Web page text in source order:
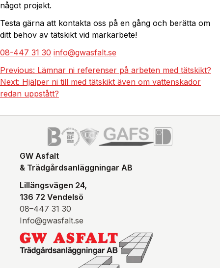
något projekt.
Testa gärna att kontakta oss på en gång och berätta om
ditt behov av tätskikt vid markarbete!
08-447 31 30 info@gwasfalt.se
Previous: Lämnar ni referenser på arbeten med tätskikt?
Next: Hjälper ni till med tätskikt även om vattenskador
redan uppstått?
GW Asfalt
& Trädgårdsanläggningar AB
Lillängsvägen 24,
136 72 Vendelsö
08–447 31 30
Info@gwasfalt.se